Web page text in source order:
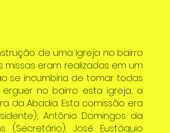
de uma Igreja no bairro
missas eram realizadas em um
se incumbiria de tomar todas
no bairro esta igreja, a
da Abadia. Esta comissão era
Antônio Domingos da
(Secretário); José Eustáquio